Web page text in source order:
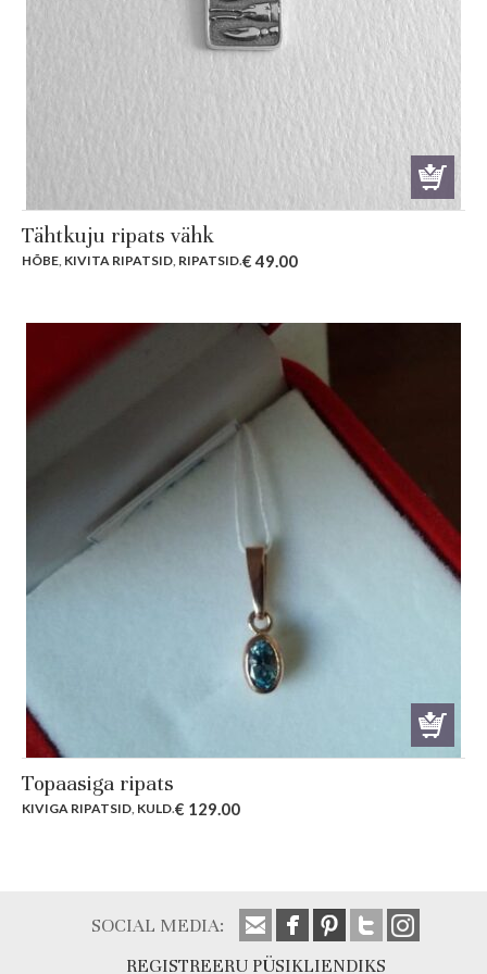
Tähtkuju ripats vähk
HÕBE, KIVITA RIPATSID, RIPATSID.€49.00
Topaasiga ripats
KIVIGA RIPATSID KULD.€ 129.00
SOCIAL MEDIA:
REGISTREERU PÜSIKLIENDIKS